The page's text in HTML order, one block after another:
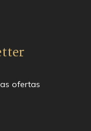
ofertas